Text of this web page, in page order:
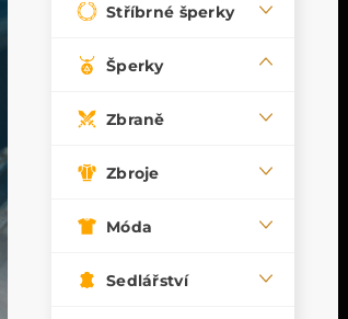
Stříbrné šperky
Šperky
Zbraně
Zbroje
Móda
Sedlářství